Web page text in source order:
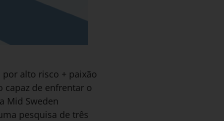
alto risco + paixão
capaz de enfrentar o
Mid Sweden
pesquisa de três